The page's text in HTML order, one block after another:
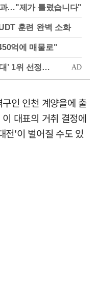
…"제가 틀렸습니다"
훈련 완벽 소화
억에 매물로"
인 인천 계양을에 출
대표의 거취 결정에
전'이 벌어질 수도 있